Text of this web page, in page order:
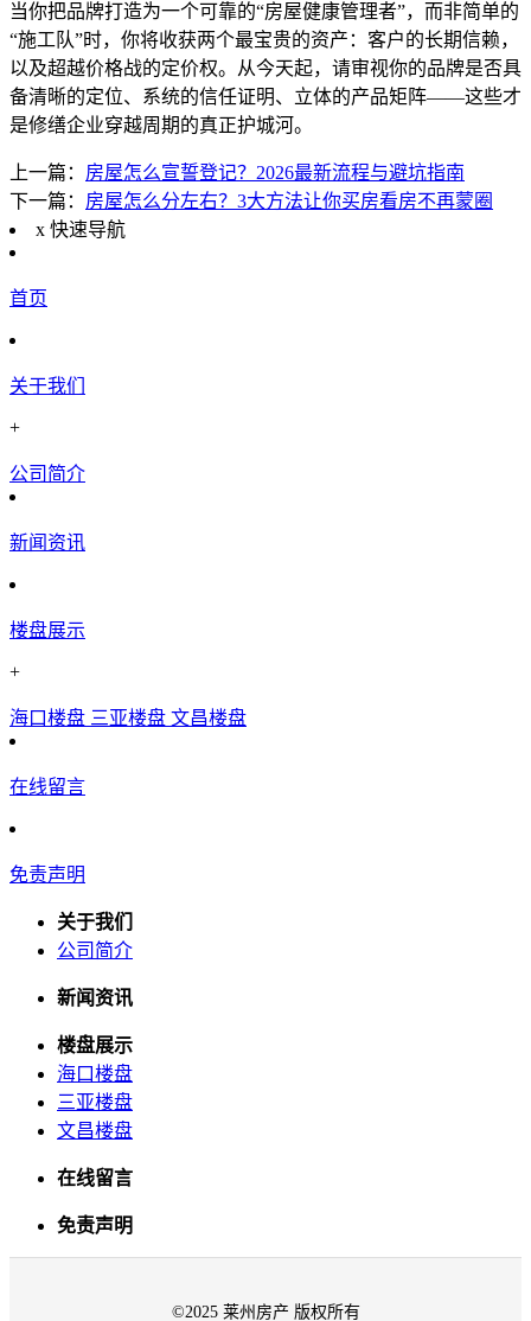
当你把品牌打造为一个可靠的“房屋健康管理者”，而非简单的
“施工队”时，你将收获两个最宝贵的资产：客户的长期信赖，
以及超越价格战的定价权。从今天起，请审视你的品牌是否具
备清晰的定位、系统的信任证明、立体的产品矩阵——这些才
是修缮企业穿越周期的真正护城河。
上一篇： 房屋怎么宣誓登记？2026最新流程与避坑指南
下一篇： 房屋怎么分左右？3大方法让你买房看房不再蒙圈
x 快速导航
首页
关于我们
+
公司简介
新闻资讯
楼盘展示
+
海口楼盘 三亚楼盘 文昌楼盘
在线留言
免责声明
关于我们
公司简介
新闻资讯
楼盘展示
海口楼盘
三亚楼盘
文昌楼盘
在线留言
免责声明
©2025 莱州房产 版权所有